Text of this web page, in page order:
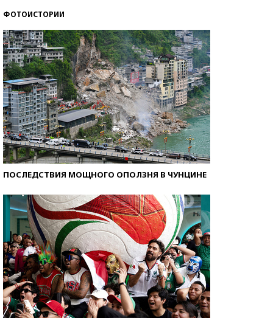
ФОТОИСТОРИИ
ПОСЛЕДСТВИЯ МОЩНОГО ОПОЛЗНЯ В ЧУНЦИНЕ